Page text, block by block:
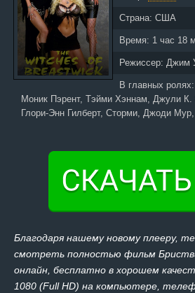
Страна: США
Время: 1 час 18
Режиссер: Джим
В главных ролях:
Моник Пэрент, Тэйми Хэннам, Джули К.
Глори-Энн Гилберт, Сторми, Джоди
Благодаря нашему новому плееру,
смотреть полностью фильм
онлайн, бесплатно в хорошем
1080 (Full HD) на компьютере,